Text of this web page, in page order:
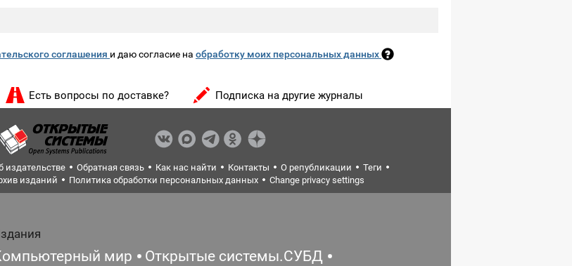
соглашения и даю согласие на обработку моих персональных данных
Есть вопросы по доставке? Подписка на другие журналы
издательстве Обратная связь Как нас найти Контакты О републикации
Теги
изданий
Политика обработки персональных данных Change privacy settings
мир Открытые системы.СУБД